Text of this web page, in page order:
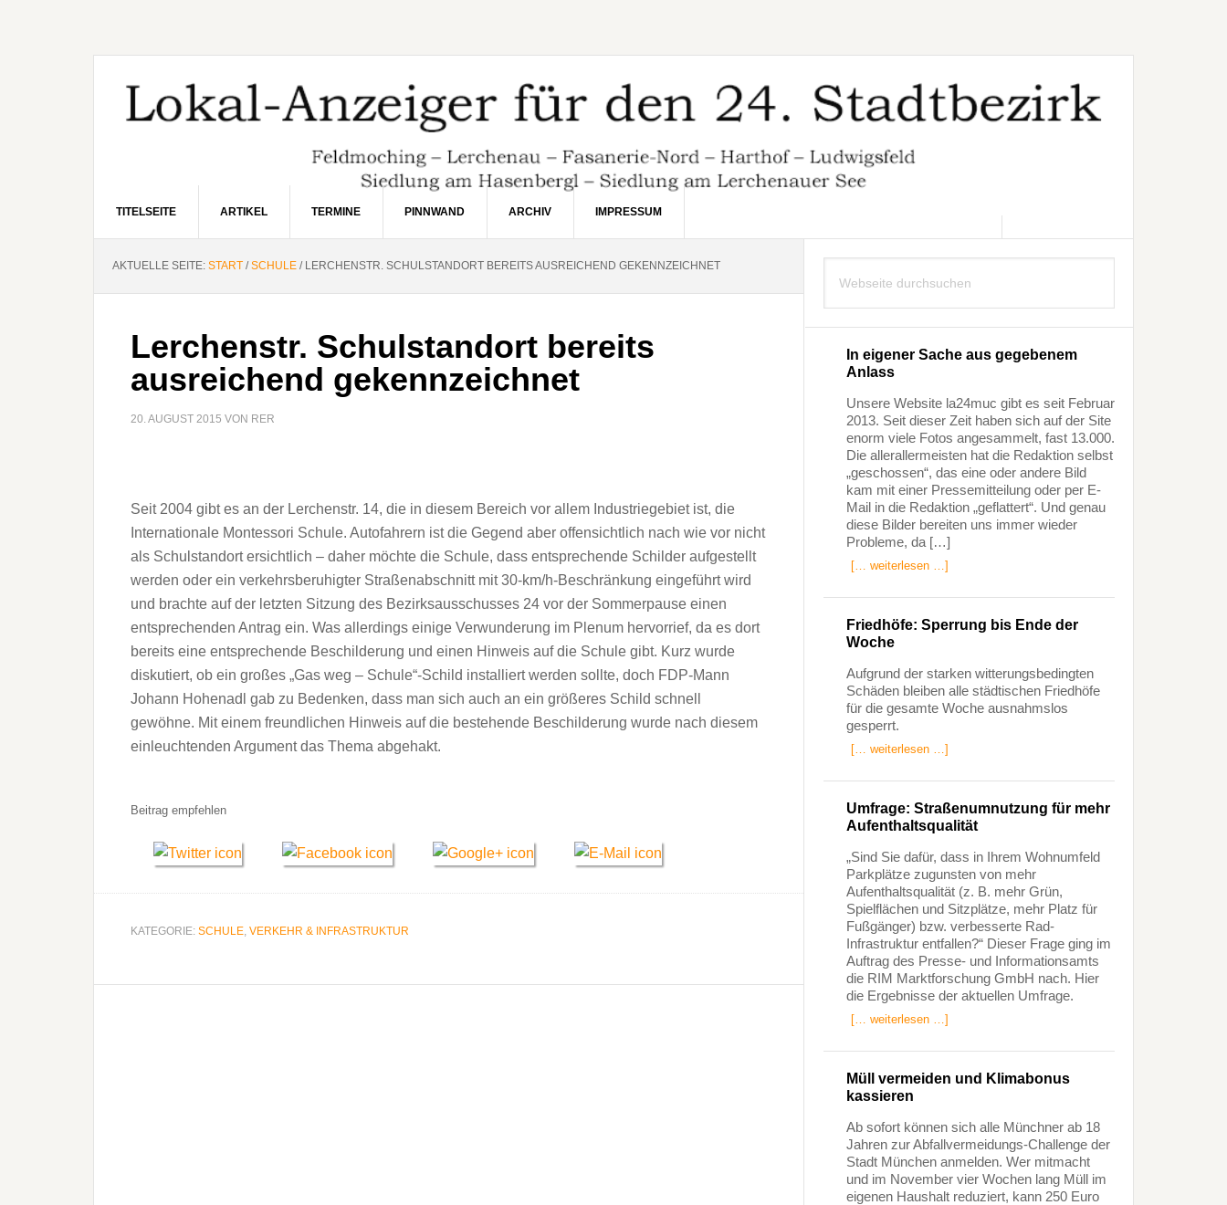
TITELSEITE ARTIKEL TERMINE PINNWAND ARCHIV IMPRESSUM
AKTUELLE SEITE: START / SCHULE /LERCHENSTR. SCHULSTANDORT BEREITS AUSREICHEND GEKENNZEICHNET
Lerchenstr. Schulstandort bereits
ausreichend gekennzeichnet
20. AUGUST 2015 VON RER
Seit 2004 gibt es an der Lerchenstr. 14, die in diesem Bereich vor allem Industriegebiet ist, die
Internationale Montessori Schule. Autofahrern ist die Gegend aber offensichtlich nach wie vor nicht
als Schulstandort ersichtlich – daher möchte die Schule, dass entsprechende Schilder aufgestellt
werden oder ein verkehrsberuhigter Straßenabschnitt mit 30-km/h-Beschränkung eingeführt wird
und brachte auf der letzten Sitzung des Bezirksausschusses 24 vor der Sommerpause einen
entsprechenden Antrag ein. Was allerdings einige Verwunderung im Plenum hervorrief, da es dort
bereits eine entsprechende Beschilderung und einen Hinweis auf die Schule gibt. Kurz wurde
diskutiert, ob ein großes „Gas weg – Schule“-Schild installiert werden sollte, doch FDP-Mann
Johann Hohenadl gab zu Bedenken, dass man sich auch an ein größeres Schild schnell
gewöhne. Mit einem freundlichen Hinweis auf die bestehende Beschilderung wurde nach diesem
einleuchtenden Argument das Thema abgehakt.
Beitrag empfehlen
KATEGORIE: SCHULE, VERKEHR & INFRASTRUKTUR
Seitenspalte
durchsuchen
In eigener Sache aus gegebenem
Anlass
Unsere Website la24muc gibt es seit Februar
2013. Seit dieser Zeit haben sich auf der Site
enorm viele Fotos angesammelt, fast 13.000.
Die allerallermeisten hat die Redaktion selbst
„geschossen“, das eine oder andere Bild
kam mit einer Pressemitteilung oder per E-
Mail in die Redaktion „geflattert“. Und genau
diese Bilder bereiten uns immer wieder
Probleme, da […]
[… weiterlesen …]
Friedhöfe: Sperrung bis Ende der
Woche
Aufgrund der starken witterungsbedingten
Schäden bleiben alle städtischen Friedhöfe
für die gesamte Woche ausnahmslos
gesperrt.
[… weiterlesen …]
Umfrage: Straßenumnutzung für mehr
Aufenthaltsqualität
„Sind Sie dafür, dass in Ihrem Wohnumfeld
Parkplätze zugunsten von mehr
Aufenthaltsqualität (z. B. mehr Grün,
Spielflächen und Sitzplätze, mehr Platz für
Fußgänger) bzw. verbesserte Rad-
Infrastruktur entfallen?“ Dieser Frage ging im
Auftrag des Presse- und Informationsamts
die RIM Marktforschung GmbH nach. Hier
die Ergebnisse der aktuellen Umfrage.
[… weiterlesen …]
Müll vermeiden und Klimabonus
kassieren
Ab sofort können sich alle Münchner ab 18
Jahren zur Abfallvermeidungs-Challenge der
Stadt München anmelden. Wer mitmacht
und im November vier Wochen lang Müll im
eigenen Haushalt reduziert, kann 250 Euro